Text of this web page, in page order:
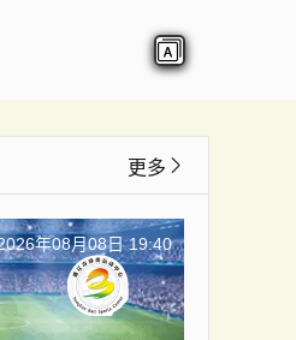
更多
年08月08日 19:40